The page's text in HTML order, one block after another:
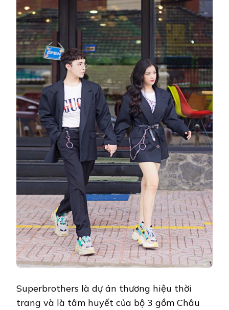
Superbrothers là dự án thương hiệu thời
trang và là tâm huyết của bộ 3 gồm Châu